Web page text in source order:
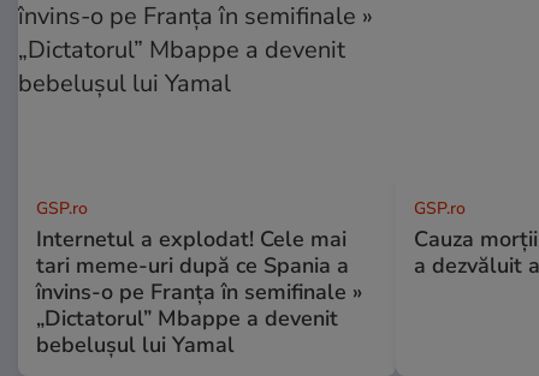
GSP.ro
Internetul a explodat! Cele mai
tari meme-uri după ce Spania a
învins-o pe Franța în semifinale »
„Dictatorul” Mbappe a devenit
bebelușul lui Yamal
GSP.ro
Cauza
a dezvăluit